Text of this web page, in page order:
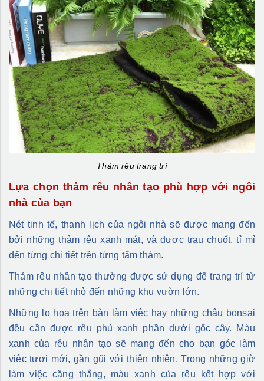
Thảm rêu trang trí
Lựa chọn thảm rêu nhân tạo phù hợp với ngôi
nhà của bạn
Nét tinh tế, thanh lịch của ngôi nhà sẽ được mang đến
bởi những thảm rêu xanh mát, và được trau chuốt, tỉ mỉ
đến từng chi tiết trên từng tấm thảm.
Thảm rêu nhân tạo thường được sử dụng để trang trí từ
những chi tiết nhỏ đến những khu vườn lớn.
Những lọ hoa trên bàn làm việc hay những chậu bonsai
đều cần được rêu phủ xanh phần dưới gốc cây. Màu
xanh của rêu nhân tạo sẽ mang đến cho bạn góc làm
việc tươi mới, gần gũi với thiên nhiên. Trong những giờ
làm việc căng thẳng, màu xanh của rêu kết hợp với